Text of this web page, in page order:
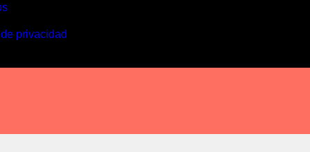
privacidad